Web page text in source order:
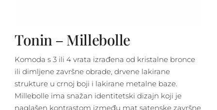
Tonin – Millebolle
Komoda s 3 ili 4 vrata izrađena od kristalne bronce
ili dimljene završne obrade, drvene lakirane
strukture u crnoj boji i lakirane metalne baze.
Millebolle ima snažan identitetski dizajn koji je
naglašen kontrastom između mat satenske završne